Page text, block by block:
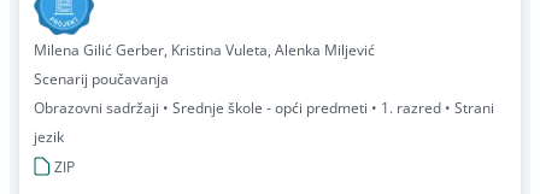
Milena Gilić Gerber, Kristina Vuleta, Alenka Miljević
Scenarij poučavanja
Obrazovni sadržaji • Srednje škole - opći predmeti • 1. razred • Strani
jezik
ZIP